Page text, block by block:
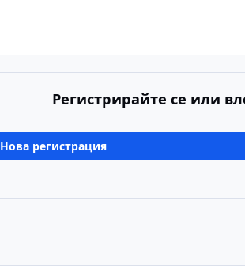
Регистрирайте се или
Нова регистрация